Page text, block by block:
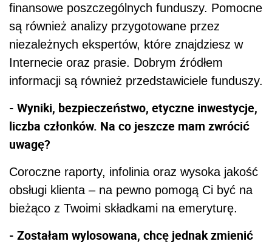
finansowe poszczególnych funduszy. Pomocne
są również analizy przygotowane przez
niezależnych ekspertów, które znajdziesz w
Internecie oraz prasie. Dobrym źródłem
informacji są również przedstawiciele funduszy.
- Wyniki, bezpieczeństwo, etyczne inwestycje,
liczba członków. Na co jeszcze mam zwrócić
uwagę?
Coroczne raporty, infolinia oraz wysoka jakość
obsługi klienta – na pewno pomogą Ci być na
bieżąco z Twoimi składkami na emeryturę.
- Zostałam wylosowana, chcę jednak zmienić